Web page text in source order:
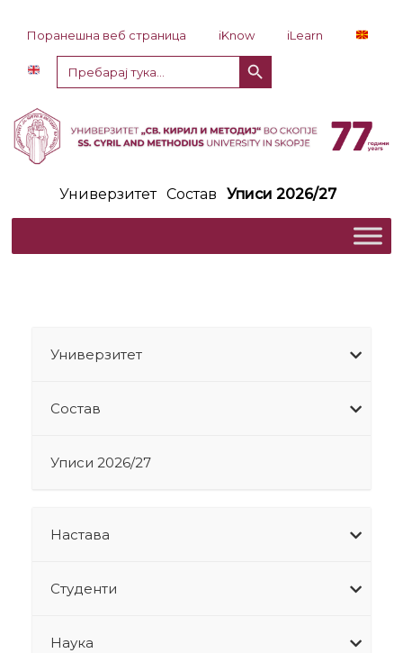
Поранешна веб страница iKnow
iLearn
Пребарај
за:
Копче за пребарување
Универзитет Состав Уписи 2026/27
Универзитет
Состав
Уписи 2026/27
Настава
Студенти
Наука